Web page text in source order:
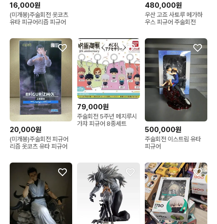
16,000원
(미개봉)주술회전 옷코츠
유타 피규어리즘 피규어
480,000원
우산 고죠 사토루 메가하
우스 피규어 주술회전
20,000원
(미개봉)주술회전 피규어
리즘 옷코츠 유타 피규어
79,000원
주술회전 5주년 메지루시
가챠 피규어 8종세트
500,000원
주술회전 이스트림 유타
피규어